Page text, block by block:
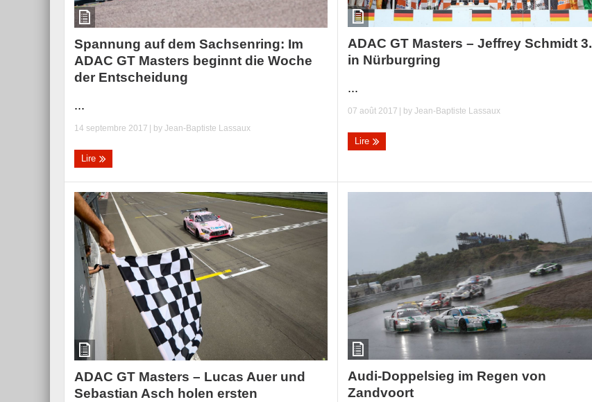
Spannung auf dem Sachsenring: Im
ADAC GT Masters beginnt die Woche
der Entscheidung
...
14 septembre 2017 | by Jean-Baptiste Lassaux
Lire
ADAC GT Masters – Jeffrey Schmidt 3.
in Nürburgring
...
07 août 2017 | byJean-Baptiste Lassaux
Lire
ADAC GT Masters – Lucas Auer und
Sebastian Asch holen ersten
Audi-Doppelsieg im Regen von
Zandvoort